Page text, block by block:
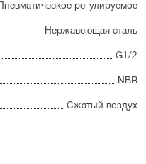
Пневматическое регулируемое
Нержавеющая сталь
G1/2
NBR
Сжатый воздух